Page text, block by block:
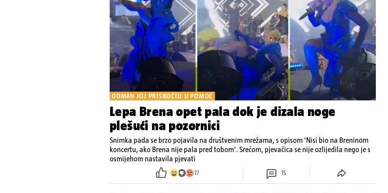
ODMAH JOJ PRISKOČILI U POMOĆ
Lepa Brena opet pala dok je dizala noge
plešući na pozornici
Snimka pada se brzo pojavila na društvenim mrežama, s opisom 'Nisi bio na Breninom
koncertu, ako Brena nije pala pred tobom'. Srećom, pjevačica se nije ozlijedila nego je s
osmijehom nastavila pjevati
17 15